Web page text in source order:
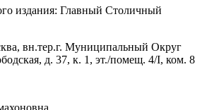
издания: Главный Столичный
вн.тер.г. Муниципальный Округ
д. 37, к. 1, эт./помещ. 4/I, ком. 8